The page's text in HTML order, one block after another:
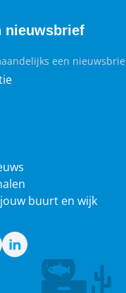
nieuwsbrief
een
buurt en wijk
LinkedIn